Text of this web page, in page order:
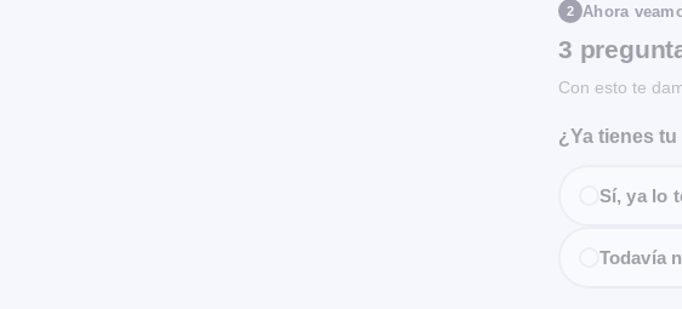
2 Ahora
3
Con esto te
¿Ya tienes
Sí, ya lo
Todavía